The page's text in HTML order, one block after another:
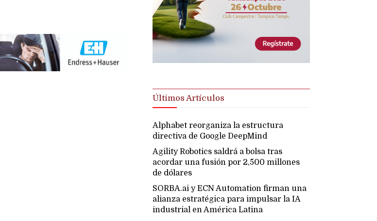
Últimos Artículos
Alphabet reorganiza la estructura
directiva de Google DeepMind
Agility Robotics saldrá a bolsa tras
acordar una fusión por 2,500 millones
de dólares
SORBA.ai y ECN Automation firman una
alianza estratégica para impulsar la IA
industrial en América Latina